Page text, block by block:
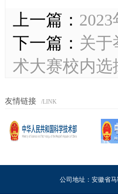
上一篇：
下一篇： 关于
术大赛校内选
友情链接 /LINK
公司地址：安徽省